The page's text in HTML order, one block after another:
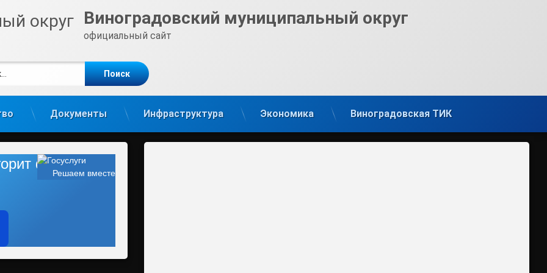
Виноградовский муниципальный округ
официальный сайт
Документы Инфраструктура Экономика Виноградовская ТИК
Решаем вместе
фонарь?